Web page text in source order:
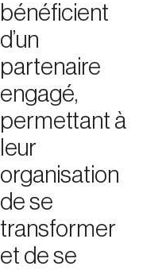
bénéficient
d’un
partenaire
engagé,
permettant à
leur
organisation
de se
transformer
et de se